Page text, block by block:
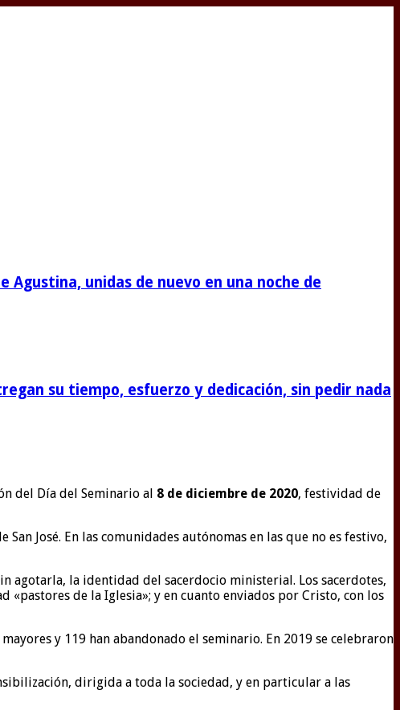
unidas de nuevo en una noche de
su tiempo, esfuerzo y dedicación, sin pedir nada
del Día del Seminario al 8 de diciembre de 2020, festividad de
José. En las comunidades autónomas en las que no es festivo,
agotarla, la identidad del sacerdocio ministerial. Los sacerdotes,
«pastores de la Iglesia»; y en cuanto enviados por Cristo, con los
y 119 han abandonado el seminario. En 2019 se celebraron
dirigida a toda la sociedad, y en particular a las